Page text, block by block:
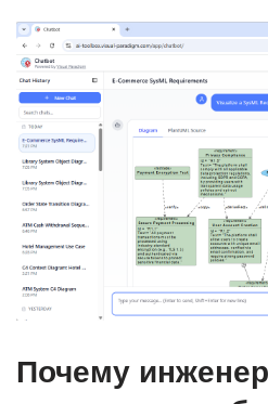
Почему